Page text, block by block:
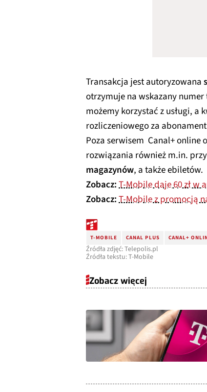
Transakcja jest autoryzowana
otrzymuje na wskazany
możemy korzystać z usługi, a
rozliczeniowego za
Poza serwisem Canal+ online
rozwiązania również m.in. przy
magazynów, a także ebiletów.
Zobacz:T-Mobile daje 60 zł w
Zobacz:T-Mobile z promocją
T-MOBILE CANAL PLUS CANAL+
Źródła zdjęć: Telepolis.pl
Źródła tekstu: T-Mobile
Zobacz więcej